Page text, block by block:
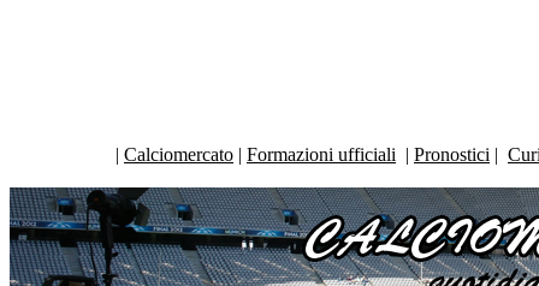
| Calciomercato | Formazioni ufficiali | Pronostici |